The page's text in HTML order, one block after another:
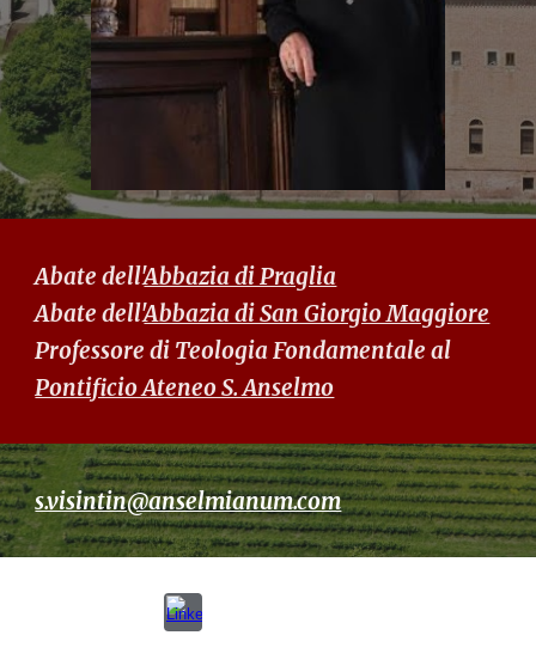
Abate dell'Abbazia di Praglia
Abate dell'Abbazia di San Giorgio Maggiore
Professore di Teologia Fondamentale al
Pontificio Ateneo S. Anselmo
s.visintin@anselmianum.com